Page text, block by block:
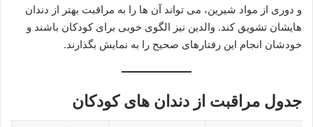
و دوری از مواد شیرین، می تواند آن ها را به مراقبت بهتر از دندان
هایشان تشویق کند. والدین نیز الگوی خوبی برای کودکان باشند و
خودشان انجام این رفتارهای صحیح را به نمایش بگذارند.
جدول مراقبت از دندان های کودکان